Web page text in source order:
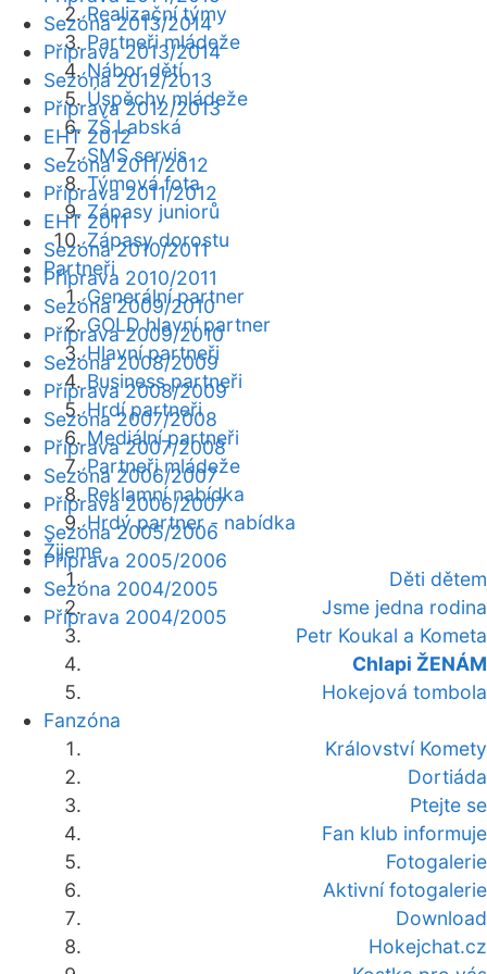
Realizační týmy
Partneři mládeže
Nábor dětí
Úspěchy mládeže
ZŠ Labská
SMS servis
Týmová fota
Zápasy juniorů
Zápasy dorostu
Partneři
Generální partner
GOLD hlavní partner
Hlavní partneři
Business partneři
Hrdí partneři
Mediální partneři
Partneři mládeže
Reklamní nabídka
Hrdý partner - nabídka
Žijeme
Děti dětem
Jsme jedna rodina
Petr Koukal a Kometa
Chlapi ŽENÁM
Hokejová tombola
Fanzóna
Království Komety
Dortiáda
Ptejte se
Fan klub informuje
Fotogalerie
Aktivní fotogalerie
Download
Hokejchat.cz
Sezóna 2013/2014
Příprava 2013/2014
Sezóna 2012/2013
Příprava 2012/2013
EHT 2012
Sezóna 2011/2012
Příprava 2011/2012
EHT 2011
Sezóna 2010/2011
Příprava 2010/2011
Sezóna 2009/2010
Příprava 2009/2010
Sezóna 2008/2009
Příprava 2008/2009
Sezóna 2007/2008
Příprava 2007/2008
Sezóna 2006/2007
Příprava 2006/2007
Sezóna 2005/2006
Příprava 2005/2006
Sezóna 2004/2005
Příprava 2004/2005